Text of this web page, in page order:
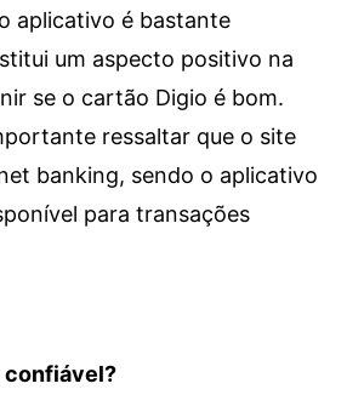
aplicativo é bastante
um aspecto positivo na
se o cartão Digio é bom.
ressaltar que o site
banking, sendo o aplicativo
para transações
confiável?